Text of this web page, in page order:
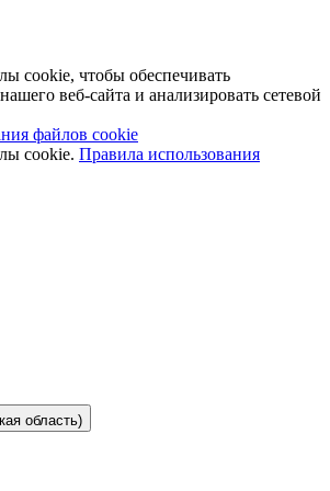
cookie, чтобы обеспечивать
веб-сайта и анализировать сетевой
файлов cookie
cookie. Правила использования
область)